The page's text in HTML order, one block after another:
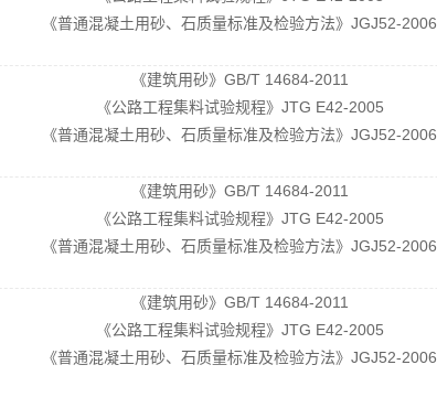
《普通混凝土用砂、石质量标准及检验方法》JGJ52-2006
《建筑用砂》GB/T 14684-2011
《公路工程集料试验规程》JTG E42-2005
《普通混凝土用砂、石质量标准及检验方法》JGJ52-2006
《建筑用砂》GB/T 14684-2011
《公路工程集料试验规程》JTG E42-2005
《普通混凝土用砂、石质量标准及检验方法》JGJ52-2006
《建筑用砂》GB/T 14684-2011
《公路工程集料试验规程》JTG E42-2005
《普通混凝土用砂、石质量标准及检验方法》JGJ52-2006